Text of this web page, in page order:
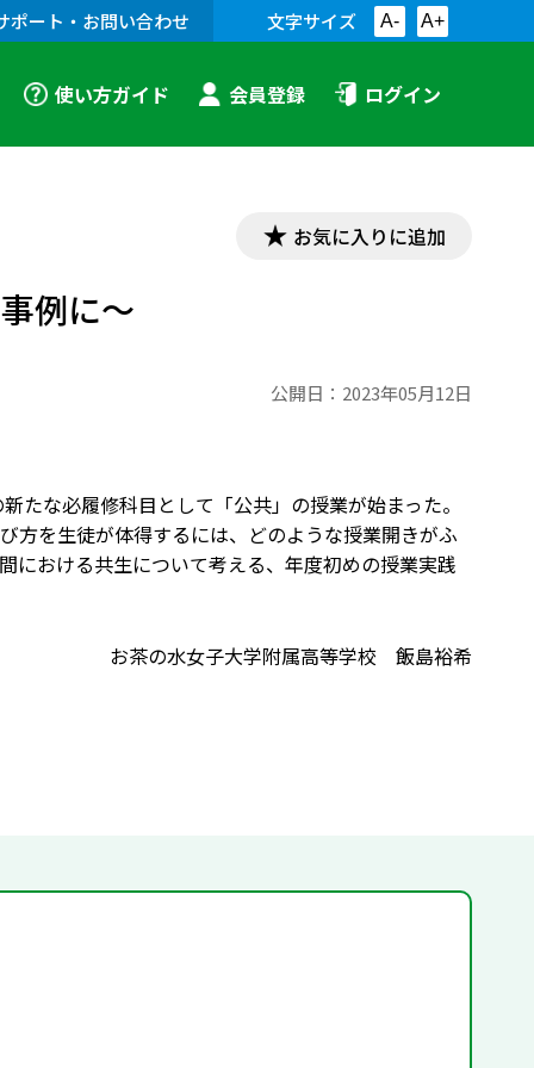
ポート・お問い合わせ 文字サイズ A- A+
使い方ガイド 会員登録 ログイン
お気に入りに追加
例に～
公開日： 2023年05月12日
たな必履修科目として「公共」の授業が始まった。
方を生徒が体得するには、どのような授業開きがふ
における共生について考える、年度初めの授業実践
お茶の水女子大学附属高等学校 飯島裕希